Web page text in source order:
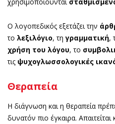
Ο λογοπεδικός εξετάζει την
το λεξιλόγιο, τη γραμματική,
χρήση του λόγου, το
τις ψυχογλωσσολογικές
Θεραπεία
Η διάγνωση και η θεραπεία
δυνατόν πιο έγκαιρα. Απαιτείται